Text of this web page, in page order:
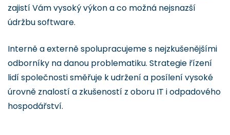
zajistí Vám vysoký výkon a co možná nejsnazší
údržbu software.
Interně a externě spolupracujeme s nejzkušenějšími
odborníky na danou problematiku. Strategie řízení
lidí společnosti směřuje k udržení a posílení vysoké
úrovně znalostí a zkušeností z oboru IT i odpadového
hospodářství.